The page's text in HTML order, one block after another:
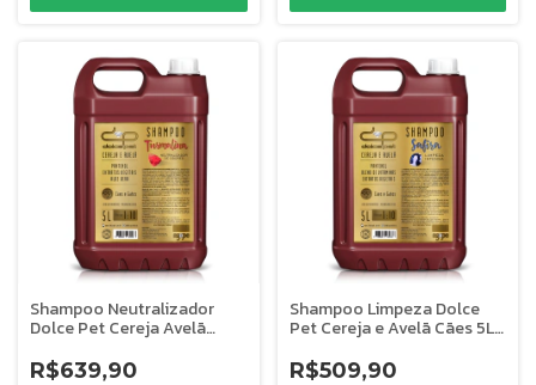
Shampoo Neutralizador
Dolce Pet Cereja Avelã
R$639,90
Shampoo Limpeza Dolce
Pet Cereja e Avelã Cães 5L
R$509,90